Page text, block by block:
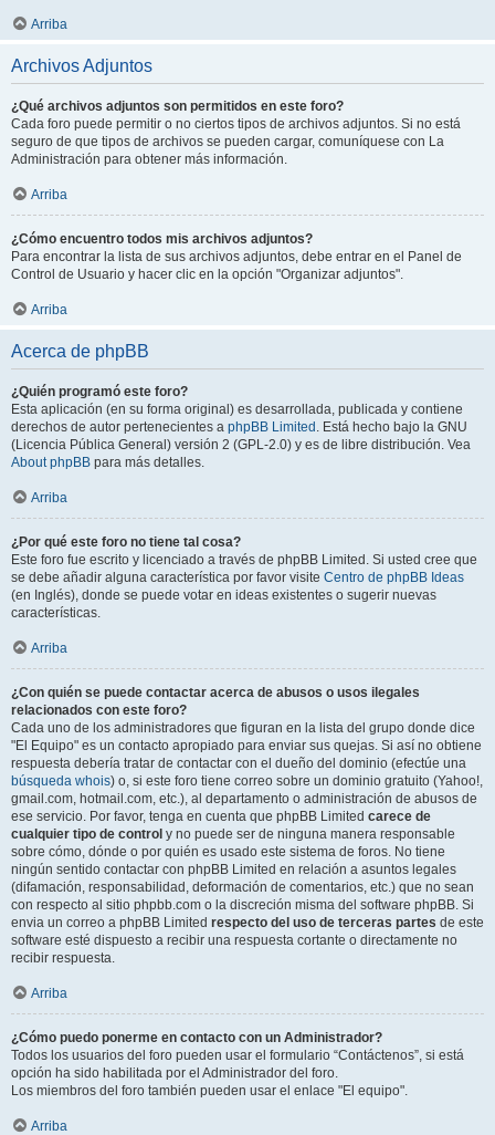
Arriba
Archivos Adjuntos
¿Qué archivos adjuntos son permitidos en este foro?
Cada foro puede permitir o no ciertos tipos de archivos adjuntos. Si no está
seguro de que tipos de archivos se pueden cargar, comuníquese con La
Administración para obtener más información.
Arriba
¿Cómo encuentro todos mis archivos adjuntos?
Para encontrar la lista de sus archivos adjuntos, debe entrar en el Panel de
Control de Usuario y hacer clic en la opción "Organizar adjuntos".
Arriba
Acerca de phpBB
¿Quién programó este foro?
Esta aplicación (en su forma original) es desarrollada, publicada y contiene
derechos de autor pertenecientes a phpBB Limited . Está hecho bajo la GNU
(Licencia Pública General) versión 2 (GPL-2.0) y es de libre distribución. Vea
About phpBB para más detalles.
Arriba
¿Por qué este foro no tiene tal cosa?
Este foro fue escrito y licenciado a través de phpBB Limited. Si usted cree que
se debe añadir alguna característica por favor visite Centro de phpBB Ideas
(en Inglés), donde se puede votar en ideas existentes o sugerir nuevas
características.
Arriba
¿Con quién se puede contactar acerca de abusos o usos ilegales
relacionados con este foro?
Cada uno de los administradores que figuran en la lista del grupo donde dice
"El Equipo" es un contacto apropiado para enviar sus quejas. Si así no obtiene
respuesta debería tratar de contactar con el dueño del dominio (efectúe una
búsqueda whois) o, si este foro tiene correo sobre un dominio gratuito (Yahoo!,
gmail.com, hotmail.com, etc.), al departamento o administración de abusos de
ese servicio. Por favor, tenga en cuenta que phpBB Limited carece de
cualquier tipo de control y no puede ser de ninguna manera responsable
sobre cómo, dónde o por quién es usado este sistema de foros. No tiene
ningún sentido contactar con phpBB Limited en relación a asuntos legales
(difamación, responsabilidad, deformación de comentarios, etc.) que no sean
con respecto al sitio phpbb.com o la discreción misma del software phpBB. Si
envia un correo a phpBB Limited respecto del uso de terceras partes de este
software esté dispuesto a recibir una respuesta cortante o directamente no
recibir respuesta.
Arriba
¿Cómo puedo ponerme en contacto con un Administrador?
Todos los usuarios del foro pueden usar el formulario “Contáctenos”, si está
opción ha sido habilitada por el Administrador del foro.
Los miembros del foro también pueden usar el enlace "El equipo".
Arriba